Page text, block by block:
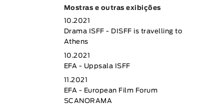
Mostras e outras exibições
10.2021
Drama ISFF - DISFF is travelling to
Athens
10.2021
EFA - Uppsala ISFF
11.2021
EFA - European Film Forum
SCANORAMA